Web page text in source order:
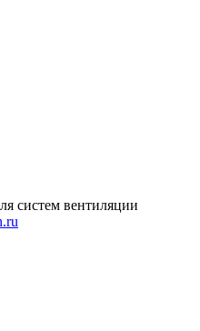
систем вентиляции